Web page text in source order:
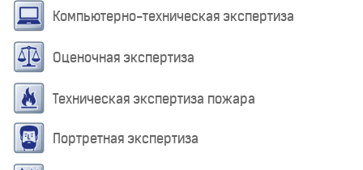
Компьютерно-техническая экспертиза
Оценочная экспертиза
Техническая экспертиза пожара
Портретная экспертиза